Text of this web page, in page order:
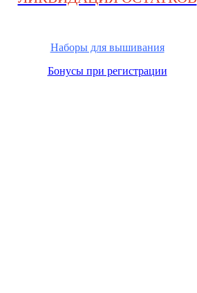
Наборы для вышивания
Бонусы при регистрации